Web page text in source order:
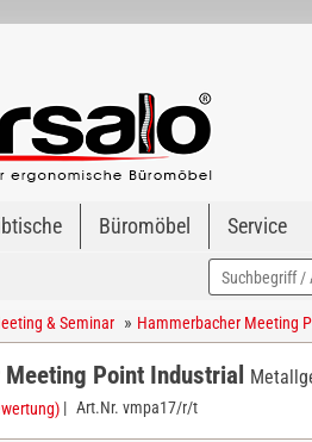
Büromöbel Service
& Seminar » Hammerbacher Meeting
Point Industrial
| Art.Nr. vmpa17/r/t